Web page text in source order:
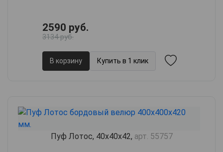
2590 руб.
3134 руб.
В корзину Купить в 1 клик
Пуф Лотос, 40х40х42, арт. 55757